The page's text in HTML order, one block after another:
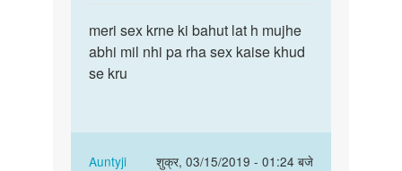
to
Sex
problem
karte…
by
meri
sex
krne
lat
h…
meri sex krne ki bahut lat h mujhe
abhi mil nhi pa rha sex kaise khud
se kru
Auntyji
शुक्र, 03/15/2019 - 01:24 बजे
In